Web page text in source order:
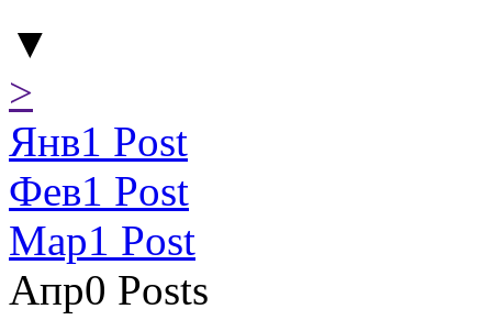
▼
>
Янв1 Post
Фев1 Post
Мар1 Post
Апр0 Posts